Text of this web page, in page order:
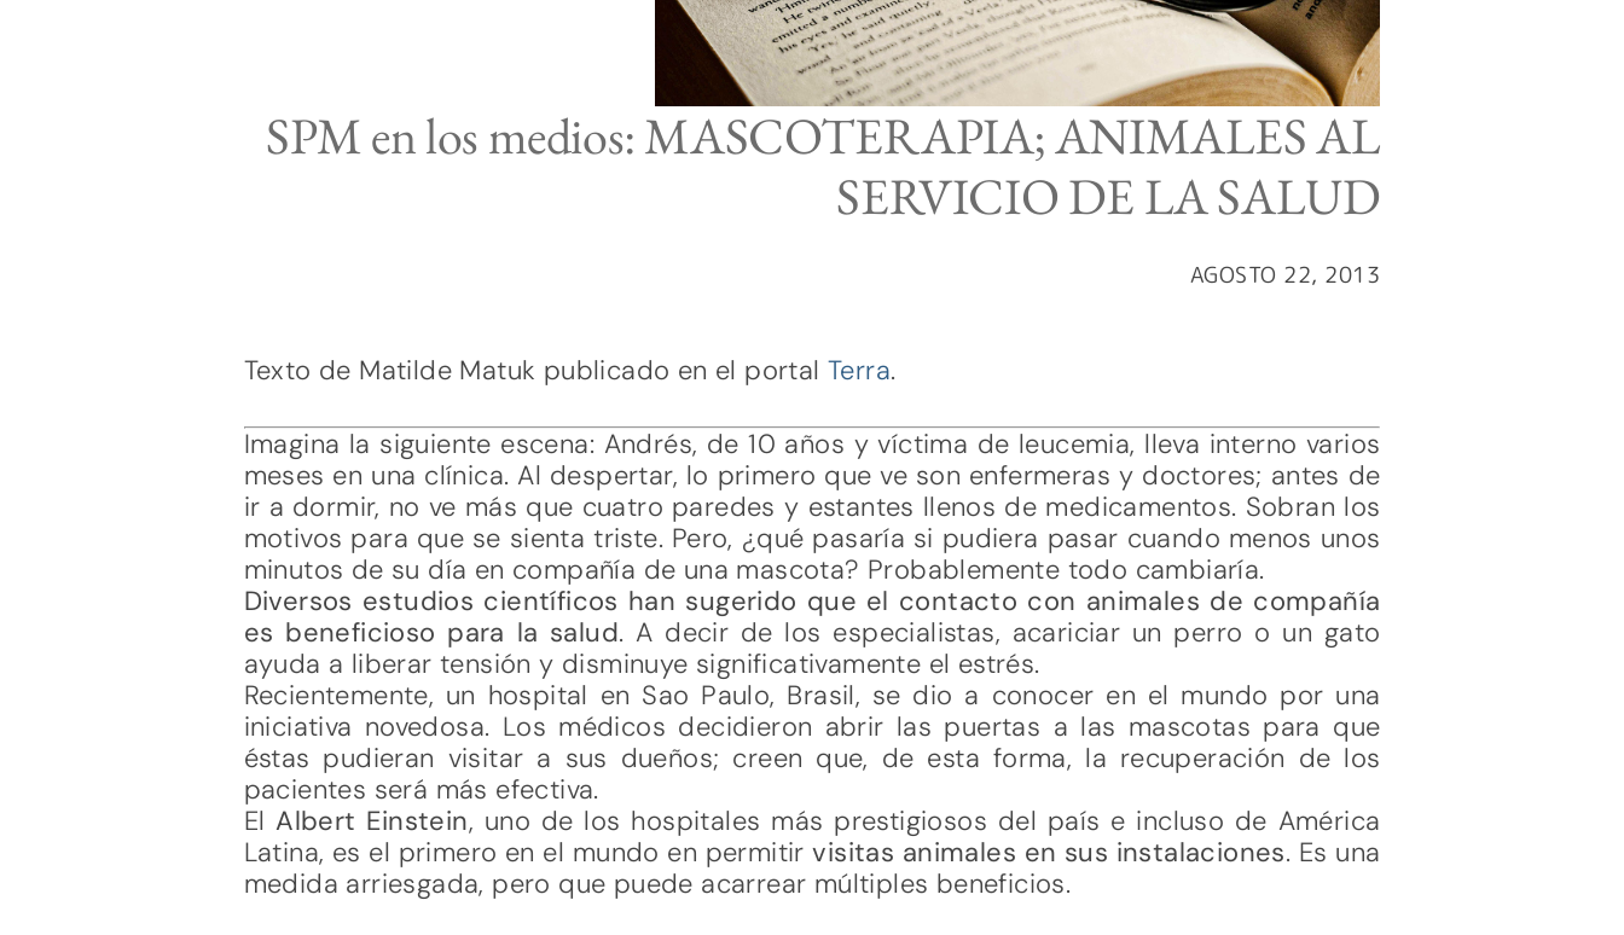
SPM en los medios: MASCOTERAPIA; ANIMALES AL
SERVICIO DE LA SALUD
AGOSTO 22, 2013
Texto de Matilde Matuk publicado en el portal Terra.
Imagina la siguiente escena: Andrés, de 10 años y víctima de leucemia, lleva interno varios
meses en una clínica. Al despertar, lo primero que ve son enfermeras y doctores; antes de
ir a dormir, no ve más que cuatro paredes y estantes llenos de medicamentos. Sobran los
motivos para que se sienta triste. Pero, ¿qué pasaría si pudiera pasar cuando menos unos
minutos de su día en compañía de una mascota? Probablemente todo cambiaría.
Diversos estudios científicos han sugerido que el contacto con animales de compañía
es beneficioso para la salud. A decir de los especialistas, acariciar un perro o un gato
ayuda a liberar tensión y disminuye significativamente el estrés.
Recientemente, un hospital en Sao Paulo, Brasil, se dio a conocer en el mundo por una
iniciativa novedosa. Los médicos decidieron abrir las puertas a las mascotas para que
éstas pudieran visitar a sus dueños; creen que, de esta forma, la recuperación de los
pacientes será más efectiva.
ElAlbert Einstein, uno de los hospitales más prestigiosos del país e incluso de América
Latina, es el primero en el mundo en permitirvisitas animales en sus instalaciones. Es una
medida arriesgada, pero que puede acarrear múltiples beneficios.